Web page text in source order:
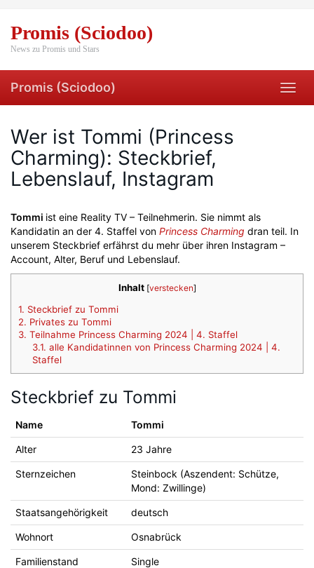
main
content
Promis (Sciodoo)
News zu Promis und Stars
Promis (Sciodoo)
Wer ist Tommi (Princess
Charming): Steckbrief,
Lebenslauf, Instagram
Tommi ist eine Reality TV – Teilnehmerin. Sie nimmt als
Kandidatin an der 4. Staffel von Princess Charming dran teil. In
unserem Steckbrief erfährst du mehr über ihren Instagram –
Account, Alter, Beruf und Lebenslauf.
Inhalt [verstecken]
1. Steckbrief zu Tommi
2. Privates zu Tommi
3. Teilnahme Princess Charming 2024 | 4. Staffel
3.1. alle Kandidatinnen von Princess Charming 2024 | 4.
Staffel
Steckbrief zu Tommi
Name Tommi
Alter 23 Jahre
Sternzeichen
Steinbock (Aszendent: Schütze,
Mond: Zwillinge)
Staatsangehörigkeit deutsch
Wohnort Osnabrück
Familienstand Single